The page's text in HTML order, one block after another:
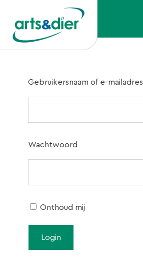
Gebruikersnaam of e-mailadres
Wachtwoord
Onthoud mij